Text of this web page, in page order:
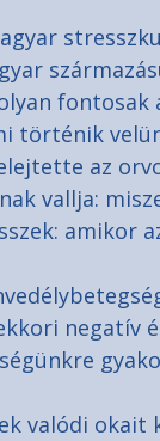
történik
az
vallja:
amikor
negatív
valódi